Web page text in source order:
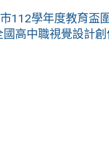
112學年度教育盃
高中職視覺設計創